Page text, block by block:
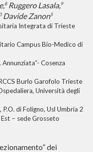
8Ruggero Lasala,9
Davide Zanon5
Integrata di Trieste
Campus Bio-Medico di
Annunziata”- Cosenza
Burlo Garofolo Trieste
Università degli
di Foligno, Usl Umbria 2
– sede Grosseto
dei